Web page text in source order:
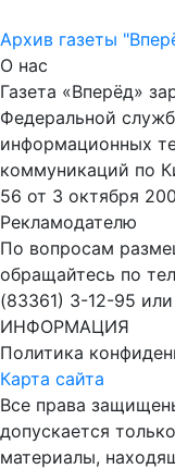
Архив газеты
О нас
Газета «Вперёд»
Федеральной
информационных
коммуникаций по
56 от 3 октября
Рекламодателю
По вопросам
обращайтесь по
(83361) 3-12-95
ИНФОРМАЦИЯ
Политика
Карта сайта
Все права
допускается
материалы,